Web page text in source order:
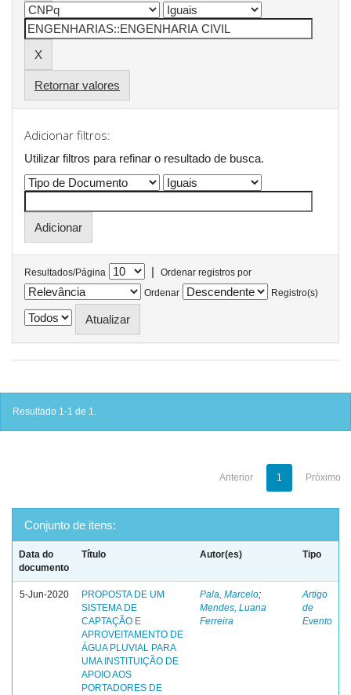
Retornar valores
Adicionar filtros:
Utilizar filtros para refinar o resultado de busca.
Resultados/Página |
Ordenar registros por
Ordenar
Registro(s)
Resultado 1-1 de 1.
Anterior 1 Próximo
Conjunto de itens:
Data do
documento
Título Autor(es) Tipo
5-Jun-2020
PROPOSTA DE UM
SISTEMA DE
CAPTAÇÃO E
APROVEITAMENTO DE
ÁGUA PLUVIAL PARA
UMA INSTITUIÇÃO DE
APOIO AOS
PORTADORES DE
Pala, Marcelo;
Mendes, Luana
Ferreira
Artigo
de
Evento